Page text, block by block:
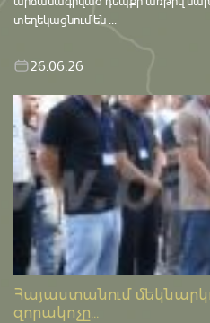
տեղեկացնում են ...
26.06.26
Հայաստանում
զորակոչը...